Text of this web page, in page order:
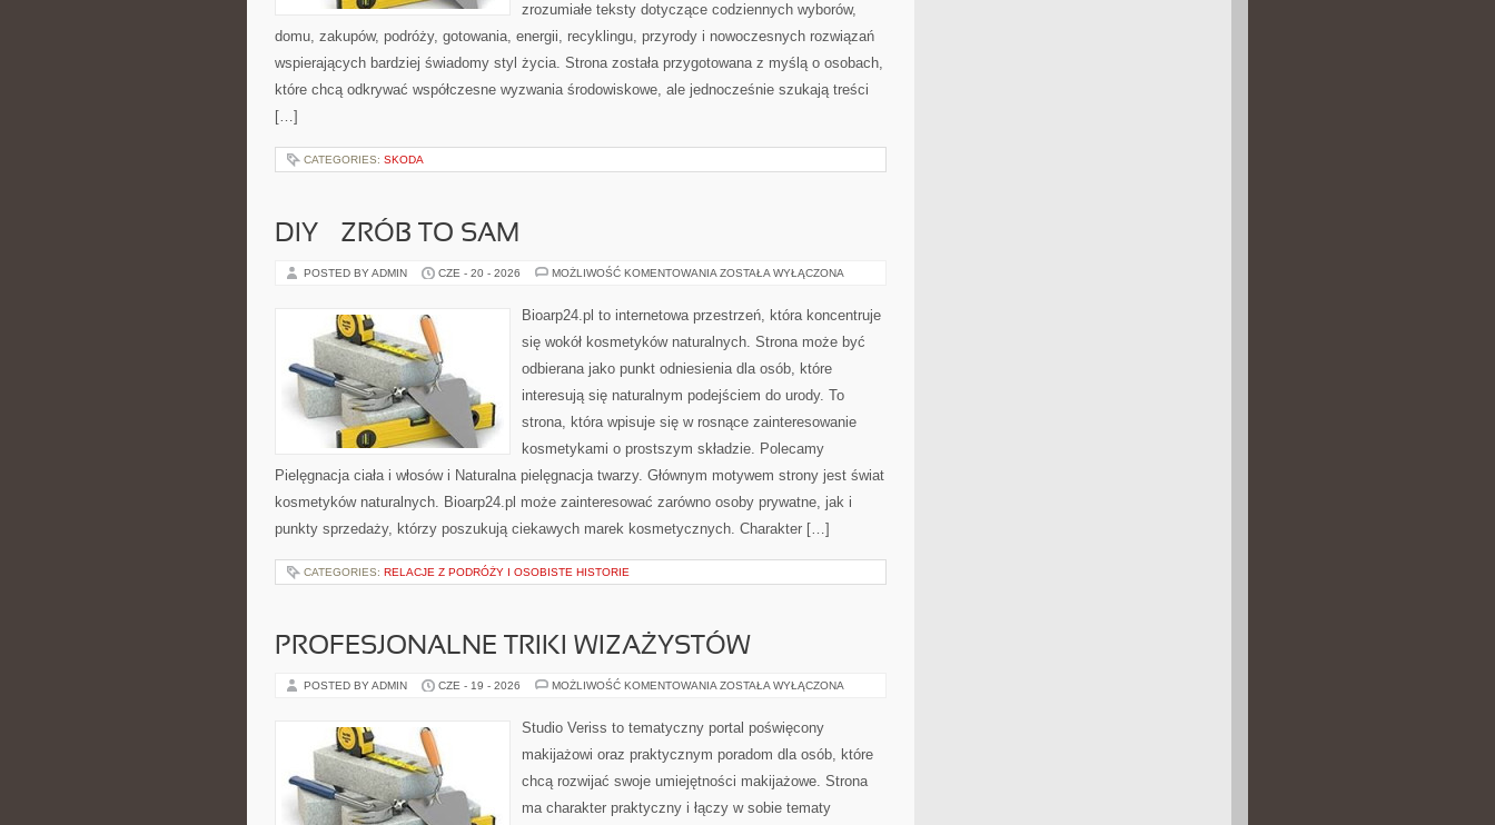
zrozumiałe teksty dotyczące codziennych wyborów,
domu, zakupów, podróży, gotowania, energii, recyklingu, przyrody i nowoczesnych rozwiązań
wspierających bardziej świadomy styl życia. Strona została przygotowana z myślą o osobach,
które chcą odkrywać współczesne wyzwania środowiskowe, ale jednocześnie szukają treści
[…]
CATEGORIES: SKODA
DIY – ZRÓB TO SAM
POSTED BY ADMIN CZE - 20 - 2026 MOŻLIWOŚĆ KOMENTOWANIA DIY
TO
SAM
ZOSTAŁA WYŁĄCZONA
Bioarp24.pl to internetowa przestrzeń, która koncentruje
się wokół kosmetyków naturalnych. Strona może być
odbierana jako punkt odniesienia dla osób, które
interesują się naturalnym podejściem do urody. To
strona, która wpisuje się w rosnące zainteresowanie
kosmetykami o prostszym składzie. Polecamy
Pielęgnacja ciała i włosów i Naturalna pielęgnacja twarzy. Głównym motywem strony jest świat
kosmetyków naturalnych. Bioarp24.pl może zainteresować zarówno osoby prywatne, jak i
punkty sprzedaży, którzy poszukują ciekawych marek kosmetycznych. Charakter […]
CATEGORIES: RELACJE Z PODRÓŻY I OSOBISTE HISTORIE
PROFESJONALNE TRIKI WIZAŻYSTÓW
POSTED BY ADMIN CZE - 19 - 2026 MOŻLIWOŚĆ KOMENTOWANIA PROFESJONALNE
ZOSTAŁA WYŁĄCZONA
Studio Veriss to tematyczny portal poświęcony
makijażowi oraz praktycznym poradom dla osób, które
chcą rozwijać swoje umiejętności makijażowe. Strona
ma charakter praktyczny i łączy w sobie tematy